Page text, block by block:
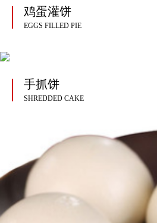
鸡蛋灌饼
EGGS FILLED PIE
手抓饼
SHREDDED CAKE